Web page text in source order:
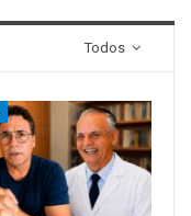
Todos